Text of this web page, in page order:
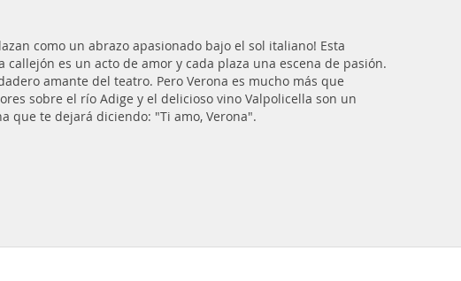
como un abrazo apasionado bajo el sol italiano! Esta
es un acto de amor y cada plaza una escena de pasión.
amante del teatro. Pero Verona es mucho más que
sobre el río Adige y el delicioso vino Valpolicella son un
que te dejará diciendo: "Ti amo, Verona".